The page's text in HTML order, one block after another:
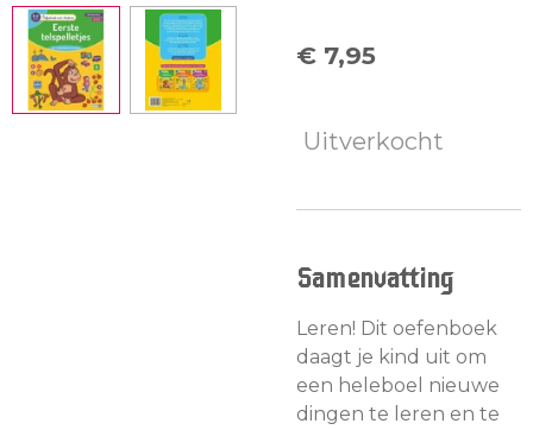
€ 7,95
Uitverkocht
Samenvatting
Leren! Dit oefenboek
daagt je kind uit om
een heleboel nieuwe
dingen te leren en te